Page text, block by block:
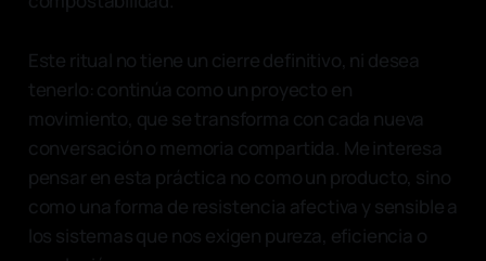
Este ritual no tiene un cierre definitivo, ni desea
tenerlo: continúa como un proyecto en
movimiento, que se transforma con cada nueva
conversación o memoria compartida. Me interesa
pensar en esta práctica no como un producto, sino
como una forma de resistencia afectiva y sensible a
los sistemas que nos exigen pureza, eficiencia o